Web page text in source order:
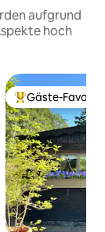
aufgrund
hoch
Beliebter Gäste-
Gäste-Favorit